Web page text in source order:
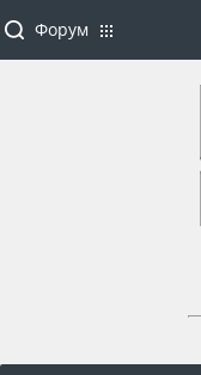
Форум